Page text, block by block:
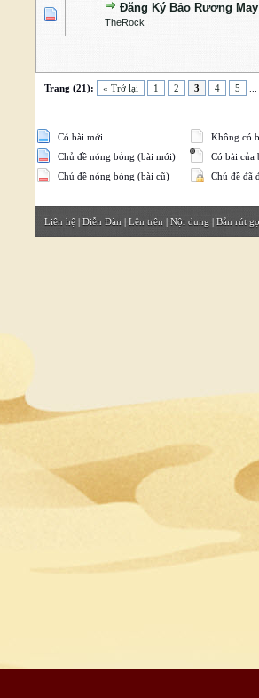
Đăng Ký Bảo Rương
TheRock
0 Bỏ phiếu - 0 của 5 cấp độ
12345
Trang (21): « Trở lại 1 2 3 4 5
Có bài mới
Chủ đề nóng bỏng (bài mới)
Chủ đề nóng bỏng (bài cũ)
Không có
Có bài của
Chủ đề đã
Liên hệ | Diễn Đàn | Lên trên | Nội dung | Bản rút